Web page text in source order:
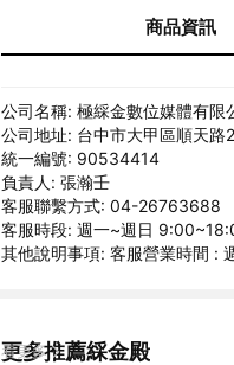
商品資訊
公司名稱: 極綵金數位媒體有限
公司地址: 台中市大甲區順天路
統一編號: 90534414
負責人: 張瀚壬
客服聯繫方式: 04-26763688
客服時段: 週一~週日
其他說明事項: 客服營業時間 :
更多推薦綵金殿
看更多